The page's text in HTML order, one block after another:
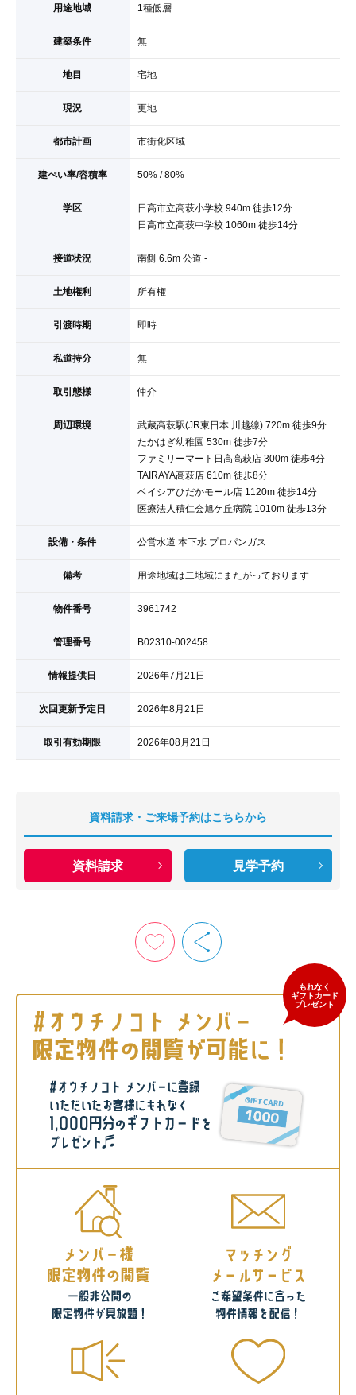
用途地域 1種低層
建築条件 無
地目 宅地
現況 更地
都市計画 市街化区域
建ぺい率/容積率 50% / 80%
学区
日高市立高萩小学校 940m 徒歩12分
日高市立高萩中学校 1060m 徒歩14分
接道状況 南側 6.6m 公道 -
土地権利 所有権
引渡時期 即時
私道持分 無
取引態様 仲介
周辺環境
武蔵高萩駅(JR東日本 川越線) 720m 徒歩9分
たかはぎ幼稚園 530m 徒歩7分
ファミリーマート日高高萩店 300m 徒歩4分
TAIRAYA高萩店 610m 徒歩8分
ベイシアひだかモール店 1120m 徒歩14分
医療法人積仁会旭ケ丘病院 1010m 徒歩13分
設備・条件 公営水道 本下水 プロパンガス
備考 用途地域は二地域にまたがっております
物件番号 3961742
管理番号 B02310-002458
情報提供日 2026年7月21日
次回更新予定日 2026年8月21日
取引有効期限 2026年08月21日
資料請求・ご来場予約はこちらから
資料請求 見学予約
もれなく
ギフトカード
プレゼント